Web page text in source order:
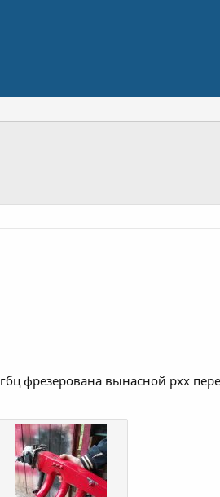
фрезерована вынасной рхх